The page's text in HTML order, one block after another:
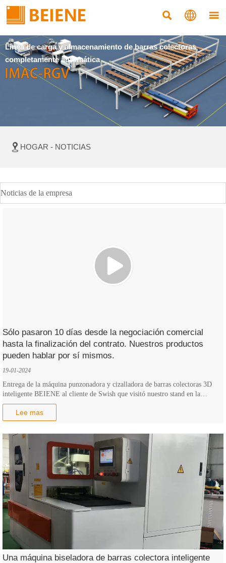
  
Línea de carga y almacenamiento de barras colectoras
completamente automática
 HOGAR - NOTICIAS
Noticias de la empresa
Sólo pasaron 10 días desde la negociación comercial
hasta la finalización del contrato. Nuestros productos
pueden hablar por sí mismos.
19-01-2024
Entrega de la máquina punzonadora y cizalladora de barras colectoras 3D
inteligente BEIENE al cliente de Swish que visitó nuestro stand en la
exposición EP Shanghai 2023 del 15 al 17 de noviembre de 2023
Lee mas
Una máquina biseladora de barras colectora inteligente